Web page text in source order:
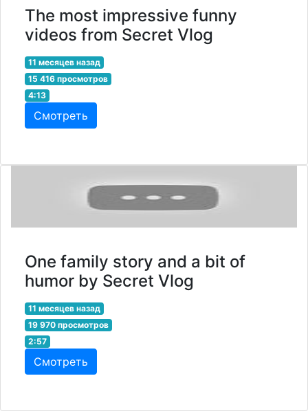
The most impressive funny
videos from Secret Vlog
11 месяцев назад
15 416 просмотров
4:13
Смотреть
One family story and a bit of
humor by Secret Vlog
11 месяцев назад
19 970 просмотров
2:57
Смотреть